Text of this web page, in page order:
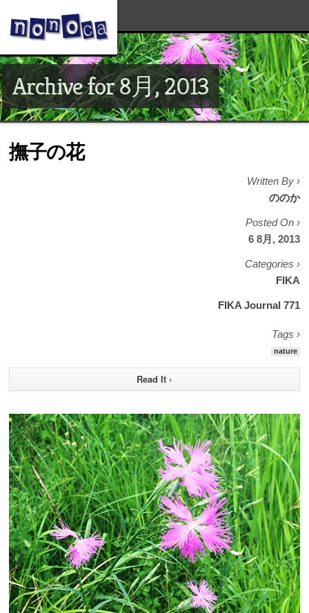
Archive for 8月, 2013
撫子の花
Written By ›
ののか
Posted On ›
6 8月, 2013
Categories ›
FIKA
FIKA Journal 771
Tags ›
nature
Read It ›